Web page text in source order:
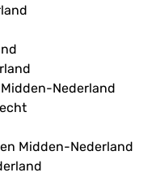
Nederland
Midden-Nederland